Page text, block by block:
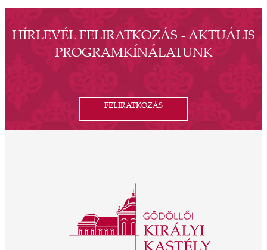
HÍRLEVÉL FELIRATKOZÁS - AKTUÁLIS
PROGRAMKÍNÁLATUNK
FELIRATKOZÁS